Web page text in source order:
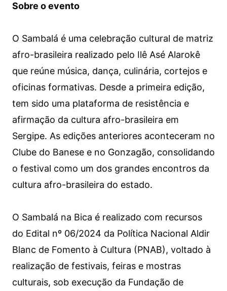
Sobre o evento
O Sambalá é uma celebração cultural de matriz
afro-brasileira realizado pelo Ilê Asé Alarokê
que reúne música, dança, culinária, cortejos e
oficinas formativas. Desde a primeira edição,
tem sido uma plataforma de resistência e
afirmação da cultura afro-brasileira em
Sergipe. As edições anteriores aconteceram no
Clube do Banese e no Gonzagão, consolidando
o festival como um dos grandes encontros da
cultura afro-brasileira do estado.
O Sambalá na Bica é realizado com recursos
do Edital nº 06/2024 da Política Nacional Aldir
Blanc de Fomento à Cultura (PNAB), voltado à
realização de festivais, feiras e mostras
culturais, sob execução da Fundação de